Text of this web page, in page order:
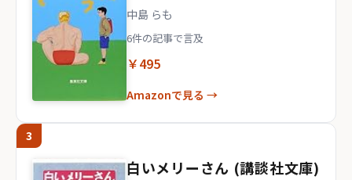
中島 らも
6件の記事で言及
￥495
Amazonで見る →
3
白いメリーさん (講談社文庫)